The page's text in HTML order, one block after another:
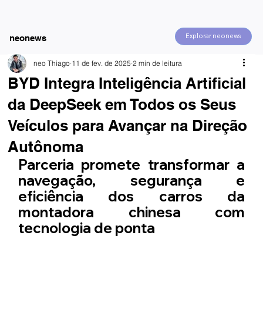
Explorar neonews
neonews
BYD Integra Inteligência Artificial
da DeepSeek em Todos os Seus
Veículos para Avançar na Direção
Autônoma
neo Thiago 11 de fev. de 2025 2 min de leitura
Parceria promete transformar a
navegação, segurança e
eficiência dos carros da
montadora chinesa com
tecnologia de ponta